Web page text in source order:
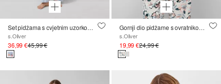
Set pidžama s cvjetnim uzorkom po cijeloj površini
s.Oliver
36,99 €45,99 €
Gornji dio pidžame s ovratnikom s reverima
s.Oliver
19,99 €24,99 €